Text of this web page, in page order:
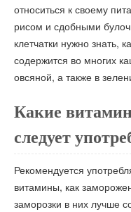
относиться к своему
рисом и сдобными
клетчатки нужно знать,
содержится во многих
овсяной, а также в
Какие
следует
Рекомендуется
витамины, как
заморозки в них лучше